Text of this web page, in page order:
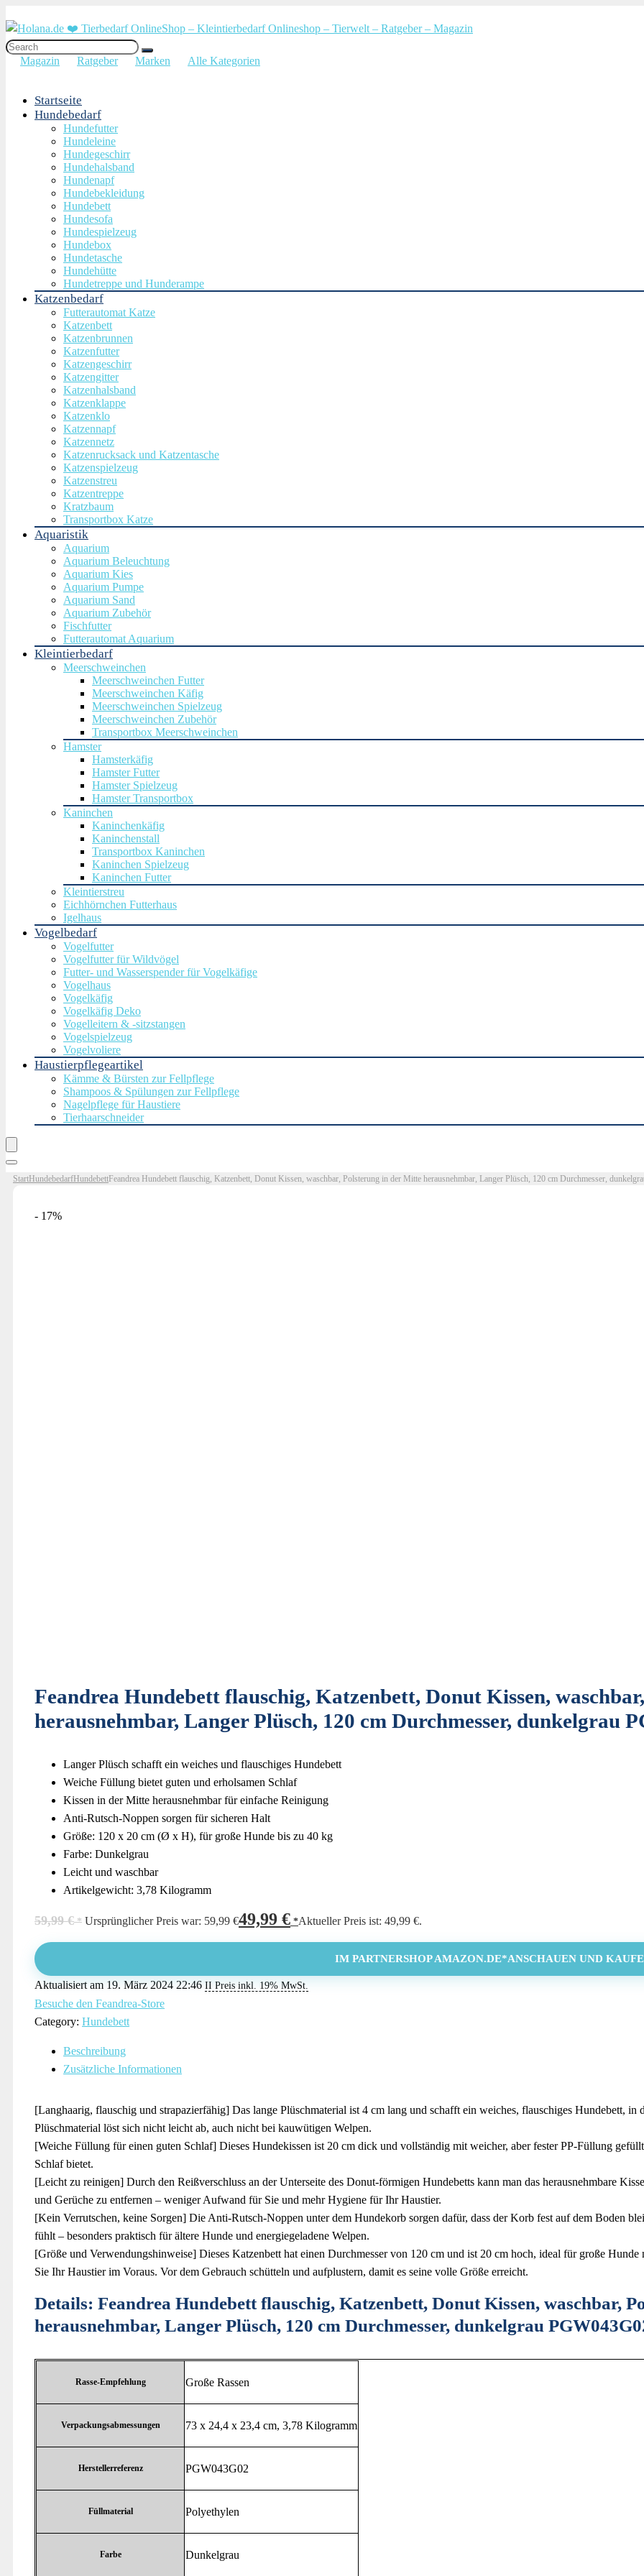
Magazin Ratgeber Marken Alle Kategorien
Startseite
Hundebedarf
Hundefutter
Hundeleine
Hundegeschirr
Hundehalsband
Hundenapf
Hundebekleidung
Hundebett
Hundesofa
Hundespielzeug
Hundebox
Hundetasche
Hundehütte
Hundetreppe und Hunderampe
Katzenbedarf
Futterautomat Katze
Katzenbett
Katzenbrunnen
Katzenfutter
Katzengeschirr
Katzengitter
Katzenhalsband
Katzenklappe
Katzenklo
Katzennapf
Katzennetz
Katzenrucksack und Katzentasche
Katzenspielzeug
Katzenstreu
Katzentreppe
Kratzbaum
Transportbox Katze
Aquaristik
Aquarium
Aquarium Beleuchtung
Aquarium Kies
Aquarium Pumpe
Aquarium Sand
Aquarium Zubehör
Fischfutter
Futterautomat Aquarium
Kleintierbedarf
Meerschweinchen
Meerschweinchen Futter
Meerschweinchen Käfig
Meerschweinchen Spielzeug
Meerschweinchen Zubehör
Transportbox Meerschweinchen
Hamster
Hamsterkäfig
Hamster Futter
Hamster Spielzeug
Hamster Transportbox
Kaninchen
Kaninchenkäfig
Kaninchenstall
Transportbox Kaninchen
Kaninchen Spielzeug
Kaninchen Futter
Kleintierstreu
Eichhörnchen Futterhaus
Igelhaus
Vogelbedarf
Vogelfutter
Vogelfutter für Wildvögel
Futter- und Wasserspender für Vogelkäfige
Vogelhaus
Vogelkäfig
Vogelkäfig Deko
Vogelleitern & -sitzstangen
Vogelspielzeug
Vogelvoliere
Haustierpflegeartikel
Kämme & Bürsten zur Fellpflege
Shampoos & Spülungen zur Fellpflege
Nagelpflege für Haustiere
Tierhaarschneider
StartHundebedarfHundebettFeandrea Hundebett flauschig, Katzenbett, Donut Kissen, waschbar, Polsterung in der Mitte herausnehmbar, Langer Plüsch, 120 cm Durchmesser,
- 17%
Feandrea Hundebett flauschig, Katzenbett, Donut Kissen,
herausnehmbar, Langer Plüsch, 120 cm Durchmesser, dunkelgrau
Langer Plüsch schafft ein weiches und flauschiges Hundebett
Weiche Füllung bietet guten und erholsamen Schlaf
Kissen in der Mitte herausnehmbar für einfache Reinigung
Anti-Rutsch-Noppen sorgen für sicheren Halt
Größe: 120 x 20 cm (Ø x H), für große Hunde bis zu 40 kg
Farbe: Dunkelgrau
Leicht und waschbar
Artikelgewicht: 3,78 Kilogramm
59,99€ Ursprünglicher Preis war: 59,99 €49,99 € Aktueller Preis ist: 49,99 €.
IM PARTNERSHOP AMAZON.DE*ANSCHAUEN UND
Aktualisiert am 19. März 2024 22:46 II Preis inkl. 19% MwSt.
Besuche den Feandrea-Store
Category: Hundebett
Beschreibung
Zusätzliche Informationen
[Langhaarig, flauschig und strapazierfähig] Das lange Plüschmaterial ist 4 cm lang und schafft ein weiches, flauschiges Hundebett,
Plüschmaterial löst sich nicht leicht ab, auch nicht bei kauwütigen Welpen.
[Weiche Füllung für einen guten Schlaf] Dieses Hundekissen ist 20 cm dick und vollständig mit weicher, aber fester PP-Füllung
Schlaf bietet.
[Leicht zu reinigen] Durch den Reißverschluss an der Unterseite des Donut-förmigen Hundebetts kann man das herausnehmbare
und Gerüche zu entfernen – weniger Aufwand für Sie und mehr Hygiene für Ihr Haustier.
[Kein Verrutschen, keine Sorgen] Die Anti-Rutsch-Noppen unter dem Hundekorb sorgen dafür, dass der Korb fest auf dem Boden
fühlt – besonders praktisch für ältere Hunde und energiegeladene Welpen.
[Größe und Verwendungshinweise] Dieses Katzenbett hat einen Durchmesser von 120 cm und ist 20 cm hoch, ideal für große
Sie Ihr Haustier im Voraus. Vor dem Gebrauch schütteln und aufplustern, damit es seine volle Größe erreicht.
Details: Feandrea Hundebett flauschig, Katzenbett, Donut Kissen, waschbar,
herausnehmbar, Langer Plüsch, 120 cm Durchmesser, dunkelgrau
Rasse-Empfehlung ‎Große Rassen
Verpackungsabmessungen ‎73 x 24,4 x 23,4 cm, 3,78 Kilogramm
Herstellerreferenz ‎PGW043G02
Füllmaterial ‎Polyethylen
Farbe ‎Dunkelgrau